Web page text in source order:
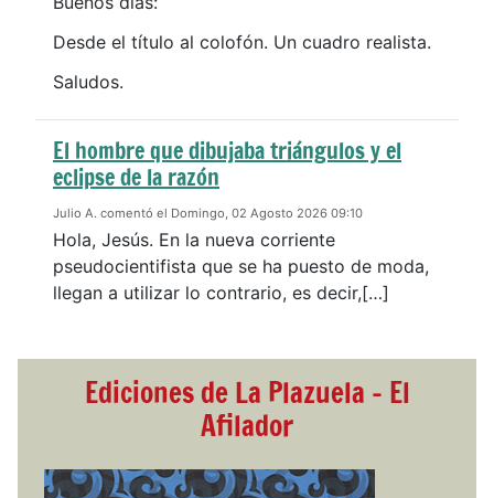
Desde el título al colofón. Un cuadro realista.
Saludos.
El hombre que dibujaba triángulos y el
eclipse de la razón
Julio A. comentó el Domingo, 02 Agosto 2026 09:10
Hola, Jesús. En la nueva corriente
pseudocientifista que se ha puesto de moda,
llegan a utilizar lo contrario, es decir,[…]
Ediciones de La Plazuela - El
Afilador